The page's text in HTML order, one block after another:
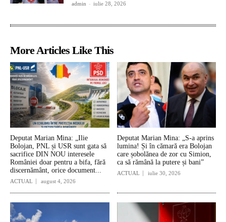
admin - iulie 28, 2026
More Articles Like This
Deputat Marian Mina: „Ilie
Bolojan, PNL și USR sunt gata să
sacrifice DIN NOU interesele
României doar pentru a bifa, fără
discernământ, orice document...
ACTUAL august 4, 2026
Deputat Marian Mina: „S-a aprins
lumina! Și în cămară era Bolojan
care șobolănea de zor cu Simion,
ca să rămână la putere și bani”
ACTUAL iulie 30, 2026